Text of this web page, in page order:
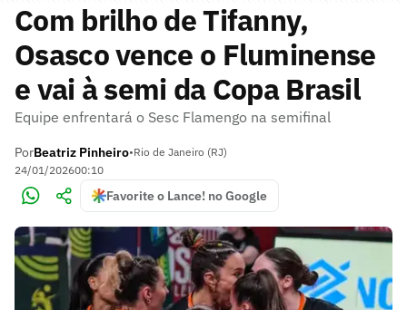
Com brilho de Tifanny,
Osasco vence o Fluminense
e vai à semi da Copa Brasil
Equipe enfrentará o Sesc Flamengo na semifinal
PorBeatriz Pinheiro•Rio de Janeiro (RJ)
24/01/202600:10
Favorite o Lance! no Google